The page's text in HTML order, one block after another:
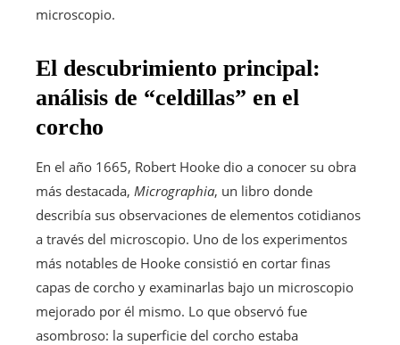
microscopio.
El descubrimiento principal:
análisis de “celdillas” en el
corcho
En el año 1665, Robert Hooke dio a conocer su obra
más destacada, Micrographia, un libro donde
describía sus observaciones de elementos cotidianos
a través del microscopio. Uno de los experimentos
más notables de Hooke consistió en cortar finas
capas de corcho y examinarlas bajo un microscopio
mejorado por él mismo. Lo que observó fue
asombroso: la superficie del corcho estaba